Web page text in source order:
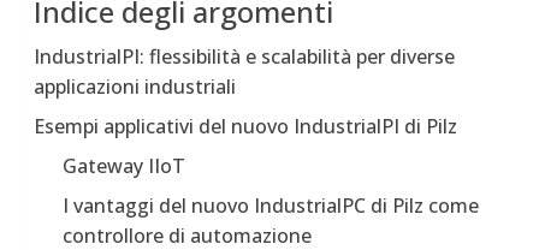
Indice degli argomenti
IndustrialPI: flessibilità e scalabilità per diverse
applicazioni industriali
Esempi applicativi del nuovo IndustrialPI di Pilz
Gateway IIoT
I vantaggi del nuovo IndustrialPC di Pilz come
controllore di automazione